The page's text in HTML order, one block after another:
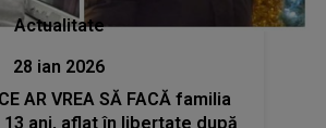
Actualitate
28 ian 2026
AR VREA SĂ FACĂ familia
ani, aflat în libertate după